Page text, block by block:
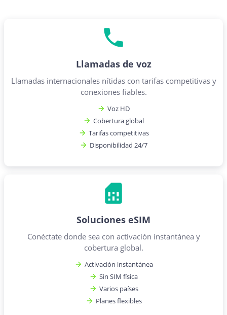
Llamadas de voz
Llamadas internacionales nítidas con tarifas competitivas y
conexiones fiables.
Voz HD
Cobertura global
Tarifas competitivas
Disponibilidad 24/7
Soluciones eSIM
Conéctate donde sea con activación instantánea y
cobertura global.
Activación instantánea
Sin SIM física
Varios países
Planes flexibles